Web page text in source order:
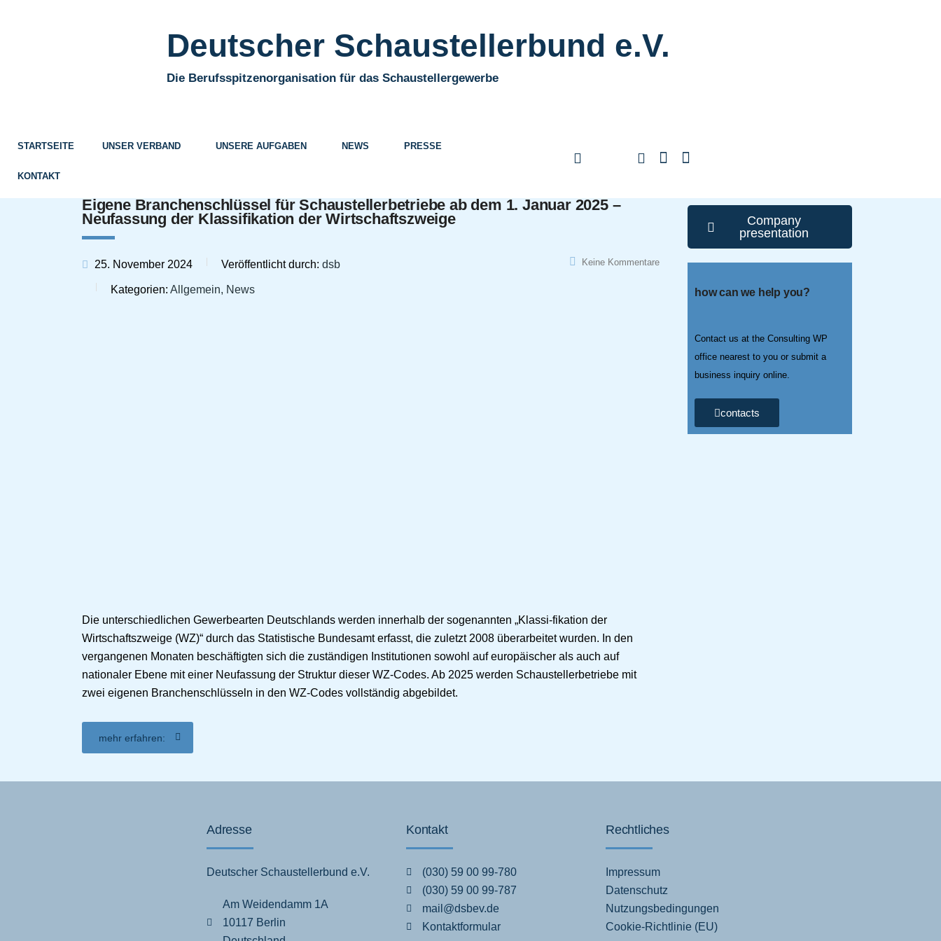
Deutscher Schaustellerbund e.V.
Die Berufsspitzenorganisation für das Schaustellergewerbe
STARTSEITE UNSER VERBAND UNSERE AUFGABEN NEWS PRESSE
KONTAKT
Eigene Branchenschlüssel für Schaustellerbetriebe ab dem 1. Januar 2025 –
Neufassung der Klassifikation der Wirtschaftszweige
25. November 2024 Veröffentlicht durch: dsb
Kategorien: Allgemein, News
Keine Kommentare
Die unterschiedlichen Gewerbearten Deutschlands werden innerhalb der sogenannten „Klassi-fikation der
Wirtschaftszweige (WZ)“ durch das Statistische Bundesamt erfasst, die zuletzt 2008 überarbeitet wurden. In den
vergangenen Monaten beschäftigten sich die zuständigen Institutionen sowohl auf europäischer als auch auf
nationaler Ebene mit einer Neufassung der Struktur dieser WZ-Codes. Ab 2025 werden Schaustellerbetriebe mit
zwei eigenen Branchenschlüsseln in den WZ-Codes vollständig abgebildet.
mehr erfahren:
Company
presentation
how can we help you?
Contact us at the Consulting WP
office nearest to you or submit a
business inquiry online.
contacts
Adresse
Deutscher Schaustellerbund e.V.
Am Weidendamm 1A
10117 Berlin
Kontakt
(030) 59 00 99-780
(030) 59 00 99-787
mail@dsbev.de
Kontaktformular
Rechtliches
Impressum
Datenschutz
Nutzungsbedingungen
Cookie-Richtlinie (EU)